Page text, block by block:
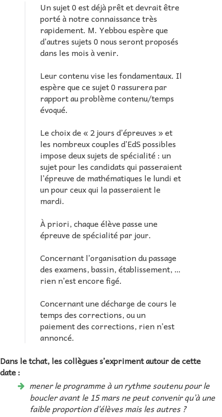
Un sujet 0 est déjà prêt et devrait être
porté à notre connaissance très
rapidement. M. Yebbou espère que
d’autres sujets 0 nous seront proposés
dans les mois à venir.
Leur contenu vise les fondamentaux. Il
espère que ce sujet 0 rassurera par
rapport au problème contenu/temps
évoqué.
Le choix de « 2 jours d’épreuves » et
les nombreux couples d’EdS possibles
impose deux sujets de spécialité : un
sujet pour les candidats qui passeraient
l’épreuve de mathématiques le lundi et
un pour ceux qui la passeraient le
mardi.
À priori, chaque élève passe une
épreuve de spécialité par jour.
Concernant l’organisation du passage
des examens, bassin, établissement, …
rien n’est encore figé.
Concernant une décharge de cours le
temps des corrections, ou un
paiement des corrections, rien n’est
annoncé.
Dans le tchat, les collègues s’expriment autour de cette
date :
mener le programme à un rythme soutenu pour le
boucler avant le 15 mars ne peut convenir qu’à une
faible proportion d’élèves mais les autres ?